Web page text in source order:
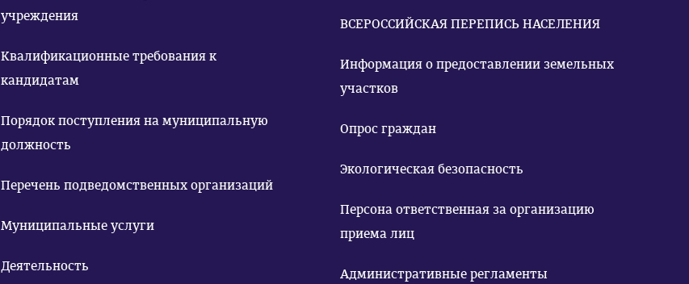
учреждения
Квалификационные требования к
кандидатам
Порядок поступления на муниципальную
должность
Перечень подведомственных организаций
Муниципальные услуги
Деятельность
ВСЕРОССИЙСКАЯ ПЕРЕПИСЬ НАСЕЛЕНИЯ
Информация о предоставлении земельных
участков
Опрос граждан
Экологическая безопасность
Персона ответственная за организацию
приема лиц
Административные регламенты